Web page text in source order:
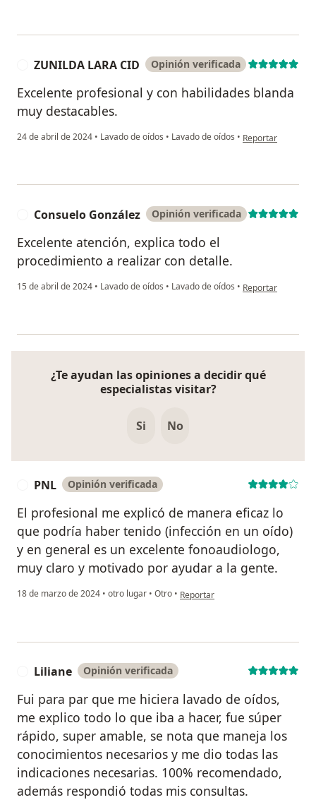
ZUNILDA LARA CID Opinión verificada
Excelente profesional y con habilidades blanda
muy destacables.
24 de abril de 2024 • Lavado de oídos • Lavado de oídos • en opinión del
Reportar
Consuelo González Opinión verificada
Excelente atención, explica todo el
procedimiento a realizar con detalle.
15 de abril de 2024 • Lavado de oídos • Lavado de oídos • en opinión del
Reportar
¿Te ayudan las opiniones a decidir qué
especialistas visitar?
Si No
PNL Opinión verificada
El profesional me explicó de manera eficaz lo
que podría haber tenido (infección en un oído)
y en general es un excelente fonoaudiologo,
muy claro y motivado por ayudar a la gente.
18 de marzo de 2024 • otro lugar • Otro • en opinión del usuario PNL
Reportar
Liliane Opinión verificada
Fui para par que me hiciera lavado de oídos,
me explico todo lo que iba a hacer, fue súper
rápido, super amable, se nota que maneja los
conocimientos necesarios y me dio todas las
indicaciones necesarias. 100% recomendado,
además respondió todas mis consultas.